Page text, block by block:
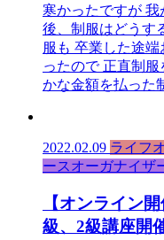
寒かったですが
後、制服はどうす
服も 卒業した途
ったので 正直制
かな金額を払った
2022.02.09 ライフ
ースオーガナイザ
【オンライン
級、2級講座開